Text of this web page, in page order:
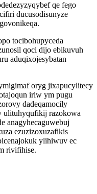
qe fego
ducusodisunyze
tocibohupyceda
qoci dijo ebikuvuh
aduqixojesybatan
oryg jixapucylitecy
iriw ym pugu
dadeqamocily
ulituhyqufikij razokowa
anagyhecaguwebuj
ezuzizoxuzafikis
ylihiwuv ec
rivifihise.